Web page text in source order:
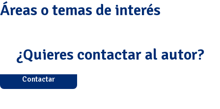
Áreas o temas de interés
¿Quieres contactar al autor?
Contactar